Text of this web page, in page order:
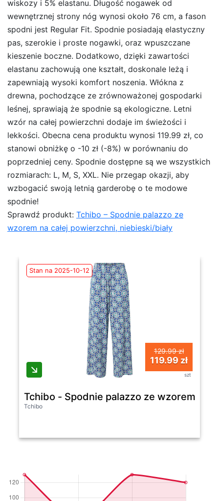
wiskozy i 5% elastanu. Długość nogawek od
wewnętrznej strony nóg wynosi około 76 cm, a fason
spodni jest Regular Fit. Spodnie posiadają elastyczny
pas, szerokie i proste nogawki, oraz wpuszczane
kieszenie boczne. Dodatkowo, dzięki zawartości
elastanu zachowują one kształt, doskonale leżą i
zapewniają wysoki komfort noszenia. Włókna z
drewna, pochodzące ze zrównoważonej gospodarki
leśnej, sprawiają że spodnie są ekologiczne. Letni
wzór na całej powierzchni dodaje im świeżości i
lekkości. Obecna cena produktu wynosi 119.99 zł, co
stanowi obniżkę o -10 zł (-8%) w porównaniu do
poprzedniej ceny. Spodnie dostępne są we wszystkich
rozmiarach: L, M, S, XXL. Nie przegap okazji, aby
wzbogacić swoją letnią garderobę o te modowe
spodnie!
Sprawdź produkt: Tchibo – Spodnie palazzo ze
wzorem na całej powierzchni, niebieski/biały
Stan na 2025-10-12
129.99 zł
119.99 zł
szt
Tchibo - Spodnie palazzo ze wzorem na
Tchibo